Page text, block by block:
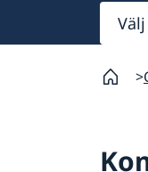
Välj
här